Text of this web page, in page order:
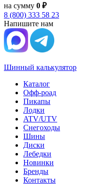
на сумму 0 ₽
8 (800) 333 58 23
Напишите нам
Шинный калькулятор
Каталог
Офф-роад
Пикапы
Лодки
ATV/UTV
Снегоходы
Шины
Диски
Лебедки
Новинки
Бренды
Контакты